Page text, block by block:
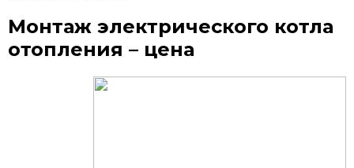
Монтаж электрического котла
отопления – цена